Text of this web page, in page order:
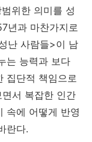
위한 의미를 성
년과 마찬가지로
난 사람들>이 남
는 능력과 보다
집단적 책임으로
서 복잡한 인간
속에 어떻게 반영
란다.